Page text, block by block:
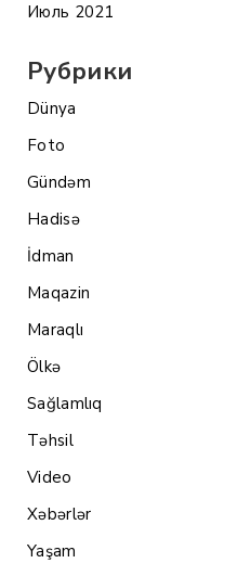
Июль 2021
Рубрики
Dünya
Foto
Gündəm
Hadisə
İdman
Maqazin
Maraqlı
Ölkə
Sağlamlıq
Təhsil
Video
Xəbərlər
Yaşam